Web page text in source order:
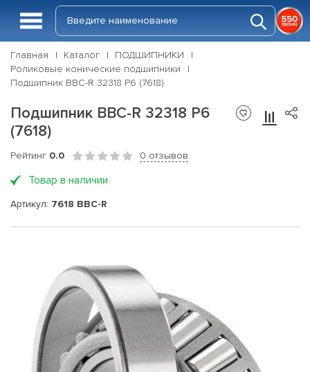
Главная Каталог
ПОДШИПНИКИ
Роликовые конические подшипники
Подшипник BBC-R 32318 P6 (7618)
Подшипник BBC-R 32318 P6
(7618)
Рейтинг 0.0 0 отзывов
Товар в наличии
Артикул: 7618 BBC-R